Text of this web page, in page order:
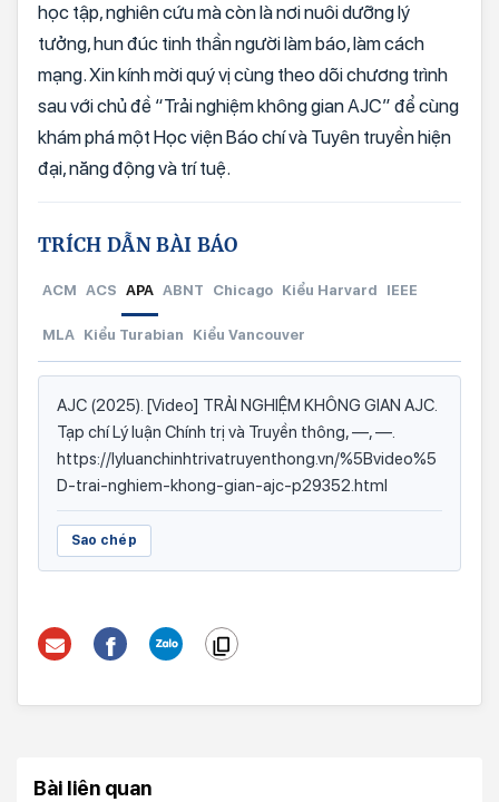
học tập, nghiên cứu mà còn là nơi nuôi dưỡng lý
tưởng, hun đúc tinh thần người làm báo, làm cách
mạng. Xin kính mời quý vị cùng theo dõi chương trình
sau với chủ đề “Trải nghiệm không gian AJC” để cùng
khám phá một Học viện Báo chí và Tuyên truyền hiện
đại, năng động và trí tuệ.
TRÍCH DẪN BÀI BÁO
ACM ACS APA ABNT Chicago Kiểu Harvard IEEE
MLA Kiểu Turabian Kiểu Vancouver
AJC (2025). [Video] TRẢI NGHIỆM KHÔNG GIAN AJC.
Tạp chí Lý luận Chính trị và Truyền thông, —, —.
https://lyluanchinhtrivatruyenthong.vn/%5Bvideo%5
D-trai-nghiem-khong-gian-ajc-p29352.html
Sao chép
Bài liên quan